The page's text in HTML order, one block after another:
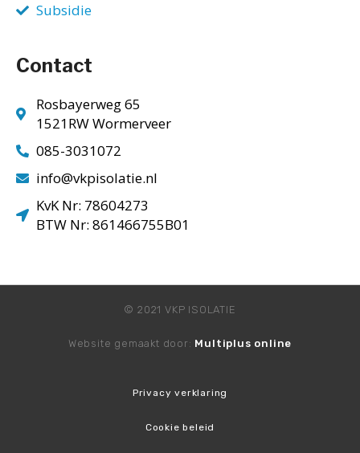
Subsidie
Contact
Rosbayerweg 65
1521RW Wormerveer
085-3031072
info@vkpisolatie.nl
KvK Nr: 78604273
BTW Nr: 861466755B01
© 2021 VKP ISOLATIE
Website gemaakt door: Multiplus online
Privacy verklaring
Cookie beleid